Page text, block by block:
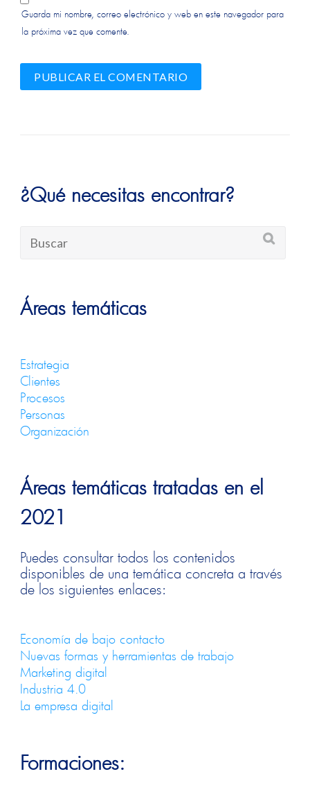
Guarda mi nombre, correo electrónico y web en este navegador para
la próxima vez que comente.
¿Qué necesitas encontrar?
Áreas temáticas
Estrategia
Clientes
Procesos
Personas
Organización
Áreas temáticas tratadas en el
2021
Puedes consultar todos los contenidos
disponibles de una temática concreta a través
de los siguientes enlaces:
Economía de bajo contacto
Nuevas formas y herramientas de trabajo
Marketing digital
Industria 4.0
La empresa digital
Formaciones: